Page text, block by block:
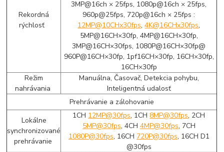
Rekordná
rýchlosť
3MP@16ch × 25fps, 1080p@16ch × 25fps,
960p@25fps, 720p@16ch × 25fps :
12MP@10CHx30fps,4K@16CHx30fps,
5MP@16CH×30fp, 4MP@16CH×30fp,
3MP@16CH×30fps, 1080P@16CH×30fp@
960P@16CH×30fp, 1pf16CH×30fp, 16CH×30fp,
16CH×30fp
Režim
nahrávania
Manuálna, Časovač, Detekcia pohybu,
Inteligentná udalosť
Prehrávanie a zálohovanie
Lokálne
synchronizované
prehrávanie
1CH 12MP@30fps, 1CH 8MP@30fps, 2CH
5MP@30fps, 4CH 4MP@30fps, 7CH
1080P@30fps, 16CH 720P@30fps, 16CH D1
@30fps